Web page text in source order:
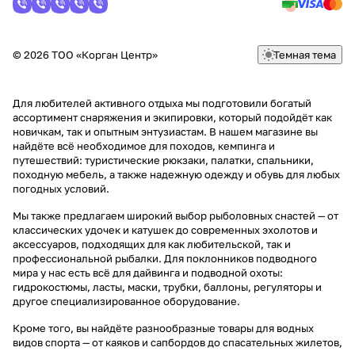
© 2026 ТОО «Корган Центр» Темная тема
Для любителей активного отдыха мы подготовили богатый
ассортимент снаряжения и экипировки, который подойдёт как
новичкам, так и опытным энтузиастам. В нашем магазине вы
найдёте всё необходимое для походов, кемпинга и
путешествий: туристические рюкзаки, палатки, спальники,
походную мебель, а также надежную одежду и обувь для любых
погодных условий.
Мы также предлагаем широкий выбор рыболовных снастей — от
классических удочек и катушек до современных эхолотов и
аксессуаров, подходящих для как любительской, так и
профессиональной рыбалки. Для поклонников подводного
мира у нас есть всё для дайвинга и подводной охоты:
гидрокостюмы, ласты, маски, трубки, баллоны, регуляторы и
другое специализированное оборудование.
Кроме того, вы найдёте разнообразные товары для водных
видов спорта — от каяков и сапбордов до спасательных жилетов,